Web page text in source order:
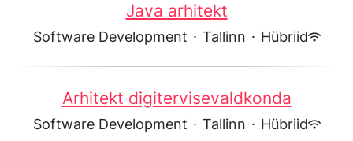
Java arhitekt
Software Development · Tallinn · Hübriid
Arhitekt digitervisevaldkonda
Software Development · Tallinn · Hübriid